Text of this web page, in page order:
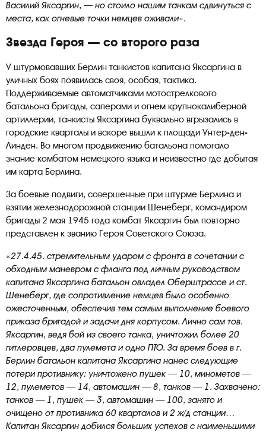
Василий Яксаргин, — но стоило нашим танкам сдвинуться с
места, как огневые точки немцев оживали».
Звезда Героя — со второго раза
У штурмовавших Берлин танкистов капитана Яксаргина в
уличных боях появилась своя, особая, тактика.
Поддерживаемые автоматчиками мотострелкового
батальона бригады, саперами и огнем крупнокалиберной
артиллерии, танкисты Яксаргина буквально вгрызались в
городские кварталы и вскоре вышли к площади Унтер-ден-
Линден. Во многом продвижению батальона помогало
знание комбатом немецкого языка и неизвестно где добытая
им карта Берлина.
За боевые подвиги, совершенные при штурме Берлина и
взятии железнодорожной станции Шенеберг, командиром
бригады 2 мая 1945 года комбат Яксаргин был повторно
представлен к званию Героя Советского Союза.
«27.4.45. стремительным ударом с фронта в сочетании с
обходным маневром с фланга под личным руководством
капитана Яксаргина батальон овладел Оберштрассе и ст.
Шенеберг, где сопротивление немцев было особенно
ожесточенным, обеспечив тем самым выполнение боевого
приказа бригадой и задачи дня корпусом. Лично сам тов.
Яксаргин, ведя бой из своего танка, уничтожил более 20
гитлеровцев, два пулемета и одно ПТО. За время боев в г.
Берлин батальон капитана Яксаргина нанес следующие
потери противнику: уничтожено пушек — 10, минометов —
12, пулеметов — 14, автомашин — 8, танков — 1. Захвачено:
танков — 1, пушек — 3, автомашин — 100, занято и
очищено от противника 60 кварталов и 2 ж/д станции…
Капитан Яксаргин добился больших успехов с наименьшими